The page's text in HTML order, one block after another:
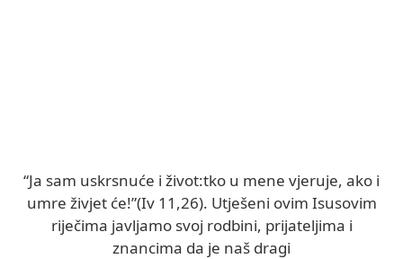
“Ja sam uskrsnuće i život:tko u mene vjeruje, ako i
umre živjet će!”(Iv 11,26). Utješeni ovim Isusovim
riječima javljamo svoj rodbini, prijateljima i
znancima da je naš dragi